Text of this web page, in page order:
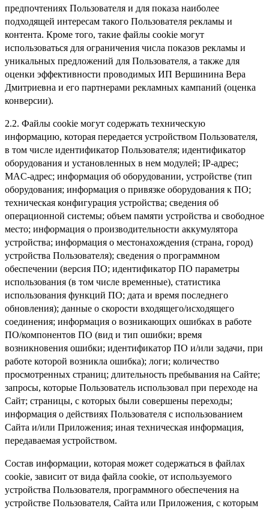
предпочтениях Пользователя и для показа наиболее
подходящей интересам такого Пользователя рекламы и
контента. Кроме того, такие файлы cookie могут
использоваться для ограничения числа показов рекламы и
уникальных предложений для Пользователя, а также для
оценки эффективности проводимых ИП Вершинина Вера
Дмитриевна и его партнерами рекламных кампаний (оценка
конверсии).
2.2. Файлы cookie могут содержать техническую
информацию, которая передается устройством Пользователя,
в том числе идентификатор Пользователя; идентификатор
оборудования и установленных в нем модулей; IP-адрес;
MAC-адрес; информация об оборудовании, устройстве (тип
оборудования; информация о привязке оборудования к ПО;
техническая конфигурация устройства; сведения об
операционной системы; объем памяти устройства и свободное
место; информация о производительности аккумулятора
устройства; информация о местонахождения (страна, город)
устройства Пользователя); сведения о программном
обеспечении (версия ПО; идентификатор ПО параметры
использования (в том числе временные), статистика
использования функций ПО; дата и время последнего
обновления); данные о скорости входящего/исходящего
соединения; информация о возникающих ошибках в работе
ПО/компонентов ПО (вид и тип ошибки; время
возникновения ошибки; идентификатор ПО и/или задачи, при
работе которой возникла ошибка); логи; количество
просмотренных страниц; длительность пребывания на Сайте;
запросы, которые Пользователь использовал при переходе на
Сайт; страницы, с которых были совершены переходы;
информация о действиях Пользователя с использованием
Сайта и/или Приложения; иная техническая информация,
передаваемая устройством.
Состав информации, которая может содержаться в файлах
cookie, зависит от вида файла cookie, от используемого
устройства Пользователя, программного обеспечения на
устройстве Пользователя, Сайта или Приложения, с которым